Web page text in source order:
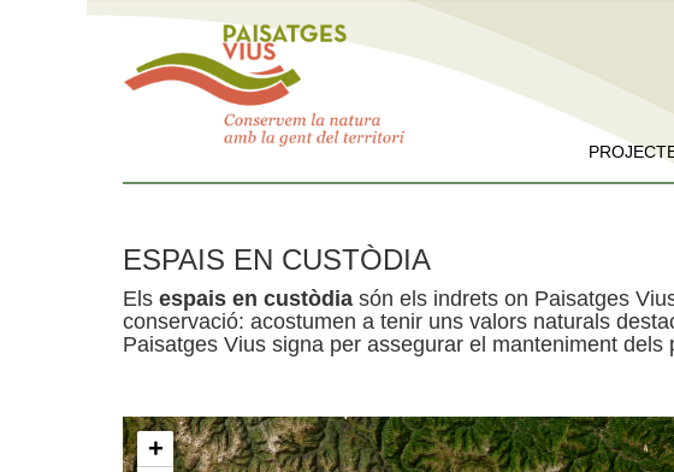
ESPAIS EN CUSTÒDIA
Els espais en custòdia són els indrets on Paisatges
conservació: acostumen a tenir uns valors naturals
Paisatges Vius signa per assegurar el manteniment dels
+